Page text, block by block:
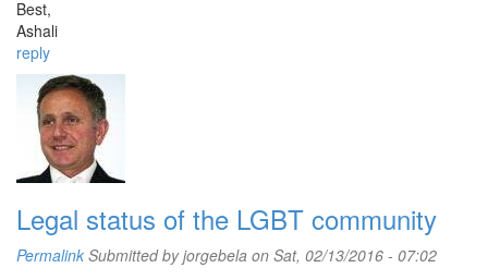
Best,
Ashali
reply
Legal status of the LGBT community
Permalink Submitted byjorgebela on Sat, 02/13/2016 - 07:02